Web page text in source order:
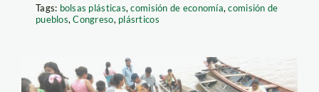
Tags: bolsas plásticas,comisión de economía,comisión de
pueblos,Congreso, plásrticos